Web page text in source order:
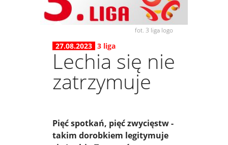
fot. 3 liga logo
27.08.2023 3 liga
Lechia się nie
zatrzymuje
Pięć spotkań, pięć zwycięstw -
takim dorobkiem legitymuje